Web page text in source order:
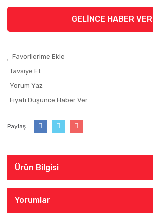
GELİNCE HABER VER
Tavsiye Et
Yorum Yaz
Fiyatı Düşünce Haber Ver
Paylaş :
Ürün Bilgisi
Yorumlar